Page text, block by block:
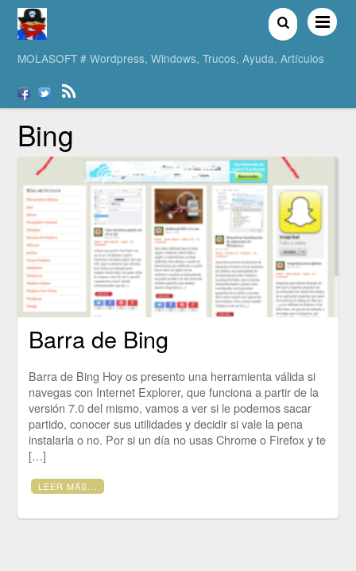
MOLASOFT # Wordpress, Windows, Trucos, Ayuda, Artículos
Bing
Barra de Bing
Barra de Bing Hoy os presento una herramienta válida si
navegas con Internet Explorer, que funciona a partir de la
versión 7.0 del mismo, vamos a ver si le podemos sacar
partido, conocer sus utilidades y decidir si vale la pena
instalarla o no. Por si un día no usas Chrome o Firefox y te
[…]
LEER MÁS...